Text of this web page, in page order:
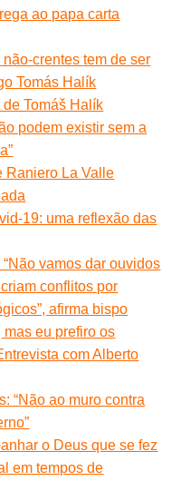
ao papa carta
crentes tem de ser
Tomás Halík
de Tomáš Halík
podem existir sem a
Raniero La Valle
19: uma reflexão das
vamos dar ouvidos
conflitos por
afirma bispo
mas eu prefiro os
com Alberto
“Não ao muro contra
o Deus que se fez
em tempos de